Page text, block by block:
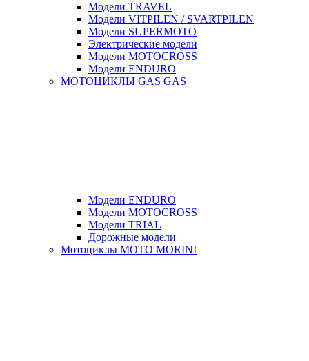
Модели TRAVEL
Модели VITPILEN / SVARTPILEN
Модели SUPERMOTO
Электрические модели
Модели MOTOCROSS
Модели ENDURO
МОТОЦИКЛЫ GAS GAS
Модели ENDURO
Модели MOTOCROSS
Модели TRIAL
Дорожные модели
Мотоциклы MOTO MORINI